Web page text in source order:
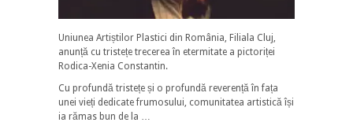
Uniunea Artiștilor Plastici din România, Filiala Cluj,
anunță cu tristețe trecerea în etermitate a pictoriței
Rodica-Xenia Constantin.
Cu profundă tristețe și o profundă reverență în fața
unei vieți dedicate frumosului, comunitatea artistică își
ia rămas bun de la …